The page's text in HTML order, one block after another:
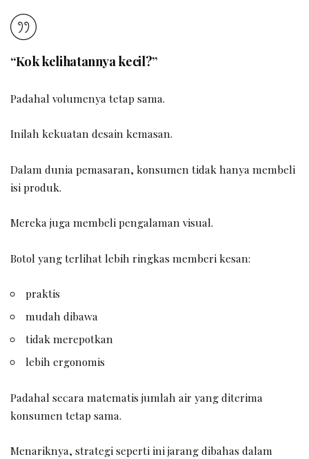
“Kok kelihatannya kecil?”
Padahal volumenya tetap sama.
Inilah kekuatan desain kemasan.
Dalam dunia pemasaran, konsumen tidak hanya membeli
isi produk.
Mereka juga membeli pengalaman visual.
Botol yang terlihat lebih ringkas memberi kesan:
praktis
mudah dibawa
tidak merepotkan
lebih ergonomis
Padahal secara matematis jumlah air yang diterima
konsumen tetap sama.
Menariknya, strategi seperti ini jarang dibahas dalam